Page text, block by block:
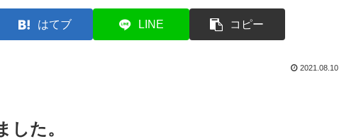
はてブ LINE コピー
2021.08.10
した。